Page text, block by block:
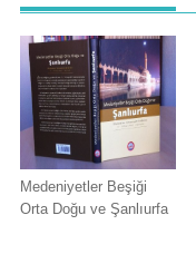
Medeniyetler Beşiği
Orta Doğu ve Şanlıurfa